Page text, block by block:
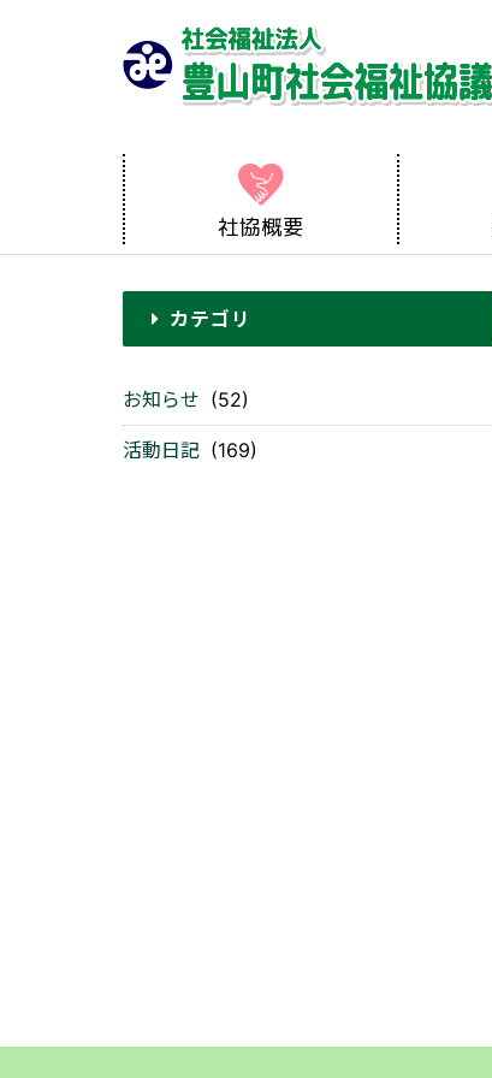
社協概要
カテゴリ
お知らせ (52)
活動日記 (169)